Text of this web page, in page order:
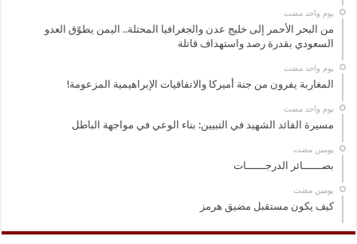
‏يوم واحد مضت
من البحر الأحمر إلى خليج عدن والجغرافيا المحتلة.. اليمن يطوّق العدو
السعودي بقدرة رصد واستهداف قاتلة
‏يوم واحد مضت
المغاربة يفرون من جنة أميركا والاتفاقيات الإبراهيمية المزعومة!
‏يوم واحد مضت
مسيرة القائد الشهيد في التبيين: بناء الوعي في مواجهة الباطل
‏يومين مضت
بصــــــائر الدرجــــــات
‏يومين مضت
كيف يكون مستقبل مضيق هرمز